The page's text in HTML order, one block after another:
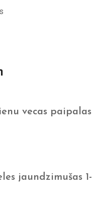
vecas paipalas
jaundzimušas 1-